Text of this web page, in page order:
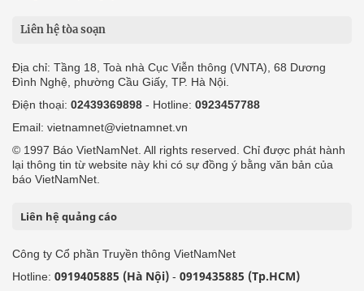
Liên hệ tòa soạn
Địa chỉ: Tầng 18, Toà nhà Cục Viễn thông (VNTA), 68 Dương
Đình Nghệ, phường Cầu Giấy, TP. Hà Nội.
Điện thoại: 02439369898 - Hotline: 0923457788
Email: vietnamnet@vietnamnet.vn
© 1997 Báo VietNamNet. All rights reserved. Chỉ được phát hành
lại thông tin từ website này khi có sự đồng ý bằng văn bản của
báo VietNamNet.
Liên hệ quảng cáo
Công ty Cổ phần Truyền thông VietNamNet
Hotline: 0919405885 (Hà Nội) - 0919435885 (Tp.HCM)